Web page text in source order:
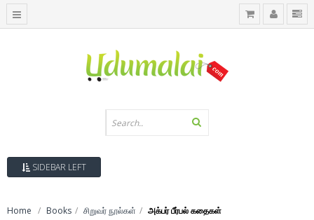
SIDEBAR LEFT
Home Books சிறுவர் நூல்கள் அக்பர் பீர்பல் கதைகள்